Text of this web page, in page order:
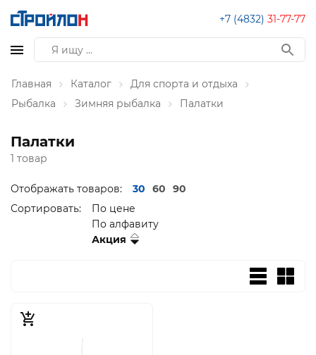
+7 (4832) 31-77-77
Главная Каталог
Для спорта и отдыха
Рыбалка
Зимняя рыбалка Палатки
Палатки
1 товар
Отображать товаров: 30 60
90
Сортировать:
По цене
По алфавиту
Акция